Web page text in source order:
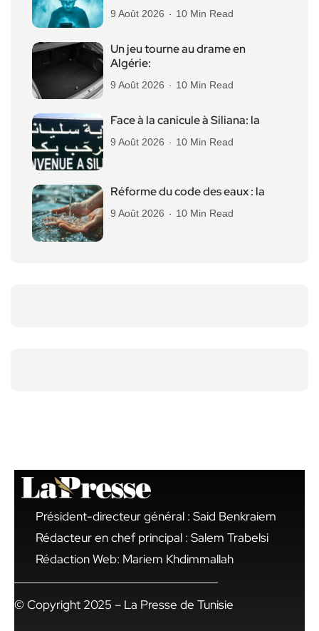
9 Août 2026 10 Min Read
Un jeu tourne au drame en
Algérie:
9 Août 2026 10 Min Read
Face à la canicule à Siliana: la
9 Août 2026 10 Min Read
Réforme du code des eaux : la
9 Août 2026 10 Min Read
Président-directeur général : Said Benkraiem
Rédacteur en chef principal : Salem Trabelsi
Rédaction Web: Mariem Khdimmallah
© Copyright 2025 – La Presse de Tunisie